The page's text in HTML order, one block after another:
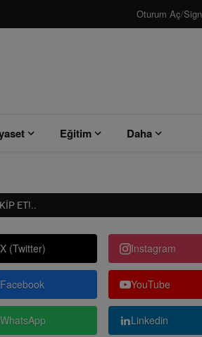
Oturum Aç/
Eğitim Daha
ET!..
X (Twitter) Instagram
Facebook YouTube
WhatsApp Linkedin